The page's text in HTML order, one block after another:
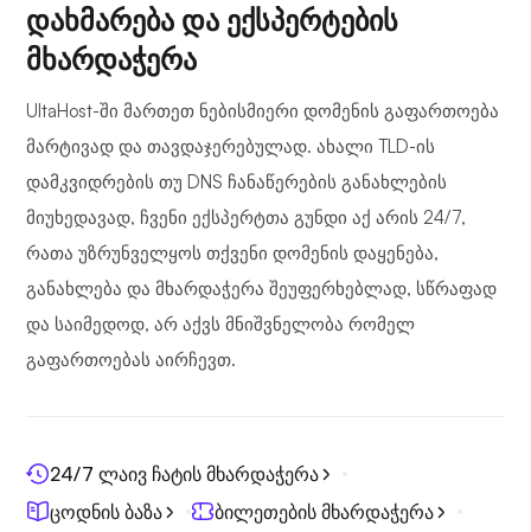
დახმარება და ექსპერტების
მხარდაჭერა
UltaHost-ში მართეთ ნებისმიერი დომენის გაფართოება
მარტივად და თავდაჯერებულად. ახალი TLD-ის
დამკვიდრების თუ DNS ჩანაწერების განახლების
მიუხედავად, ჩვენი ექსპერტთა გუნდი აქ არის 24/7,
რათა უზრუნველყოს თქვენი დომენის დაყენება,
განახლება და მხარდაჭერა შეუფერხებლად, სწრაფად
და საიმედოდ, არ აქვს მნიშვნელობა რომელ
გაფართოებას აირჩევთ.
24/7 ლაივ ჩატის მხარდაჭერა
ცოდნის ბაზა
ბილეთების მხარდაჭერა